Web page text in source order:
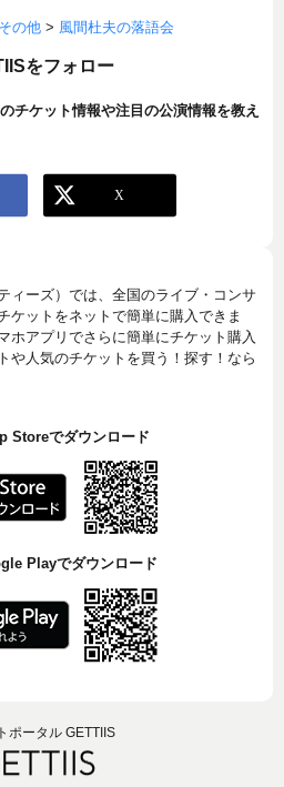
その他 > 風間杜夫の落語会
をフォロー
チケット情報や注目の公演情報を教え
ィーズ）では、全国のライブ・コンサ
ケットをネットで簡単に購入できま
ホアプリでさらに簡単にチケット購入
や人気のチケットを買う！探す！なら
Storeでダウンロード
Playでダウンロード
ポータル GETTIIS